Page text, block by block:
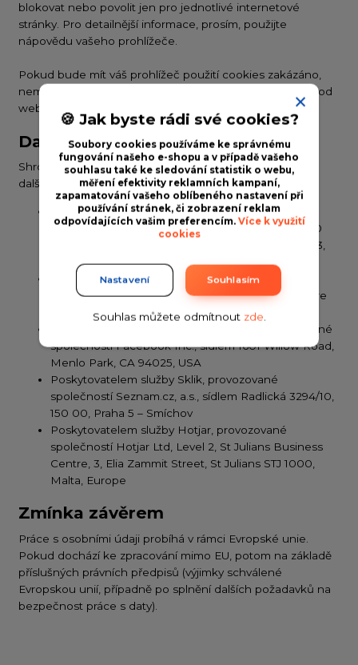
blokovat nebo povolit jen pro jednotlivé internetové
stránky. Pro detailnější informace, prosím, použijte
nápovědu vašeho prohlížeče.
Pokud bude mít váš prohlížeč použití cookies zakázáno,
nemůžeme ale zaručit dokonalý, či dokonce funkční chod
webových stránek.
Další zpracovatelé cookies
Shromážděné cookies soubory mohou být zpracovány
dalšími zpracovateli:
Poskytovatelem služby Google Analytics,
provozované společností Google Inc., sídlem 1600
Amphitheatre Parkway, Mountain View, CA 94043,
Poskytovatelem služby Google Ads, provozované
společností Google Inc., sídlem 1600 Amphitheatre
Parkway, Mountain View, CA 94043, USA
Poskytovatelem služby Facebook Ads, provozované
společností Facebook Inc., sídlem 1601 Willow Road,
Menlo Park, CA 94025, USA
Poskytovatelem služby Sklik, provozované
společností Seznam.cz, a.s., sídlem Radlická 3294/10,
150 00, Praha 5 – Smíchov
Poskytovatelem služby Hotjar, provozované
společností Hotjar Ltd, Level 2, St Julians Business
Centre, 3, Elia Zammit Street, St Julians STJ 1000,
Malta, Europe
Zmínka závěrem
Práce s osobními údaji probíhá v rámci Evropské unie.
Pokud dochází ke zpracování mimo EU, potom na základě
příslušných právních předpisů (výjimky schválené
Evropskou unií, případně po splnění dalších požadavků na
bezpečnost práce s daty).
🍪 Jak byste rádi své cookies?
Soubory cookies používáme ke správnému
fungování našeho e-shopu a v případě vašeho
souhlasu také ke sledování statistik o webu,
měření efektivity reklamních kampaní,
zapamatování vašeho oblíbeného nastavení při
používání stránek, či zobrazení reklam
odpovídajících vašim preferencím. Více k využití
cookies
Nastavení Souhlasím
Souhlas můžete odmítnout zde.